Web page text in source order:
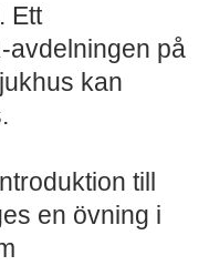
Ett
avdelningen på
kan
till
en övning i